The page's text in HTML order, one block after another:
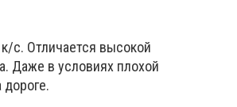
с. Отличается высокой
Даже в условиях плохой